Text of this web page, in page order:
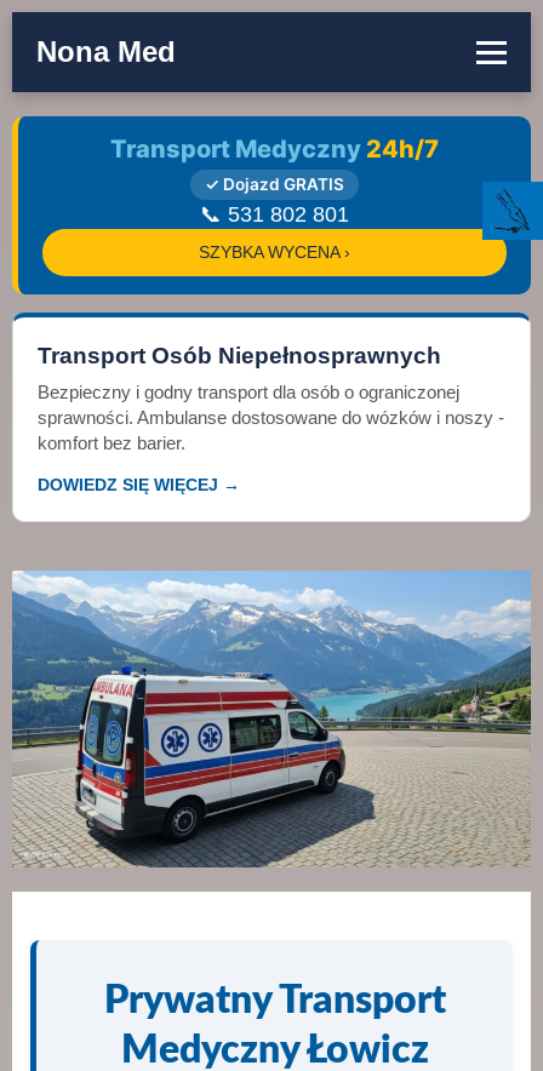
Nona Med
Transport Medyczny 24h/7
✓ Dojazd GRATIS
📞 531 802 801
SZYBKA WYCENA ›
Transport Osób Niepełnosprawnych
Bezpieczny i godny transport dla osób o ograniczonej
sprawności. Ambulanse dostosowane do wózków i noszy -
komfort bez barier.
DOWIEDZ SIĘ WIĘCEJ →
Prywatny Transport
Medyczny Łowicz